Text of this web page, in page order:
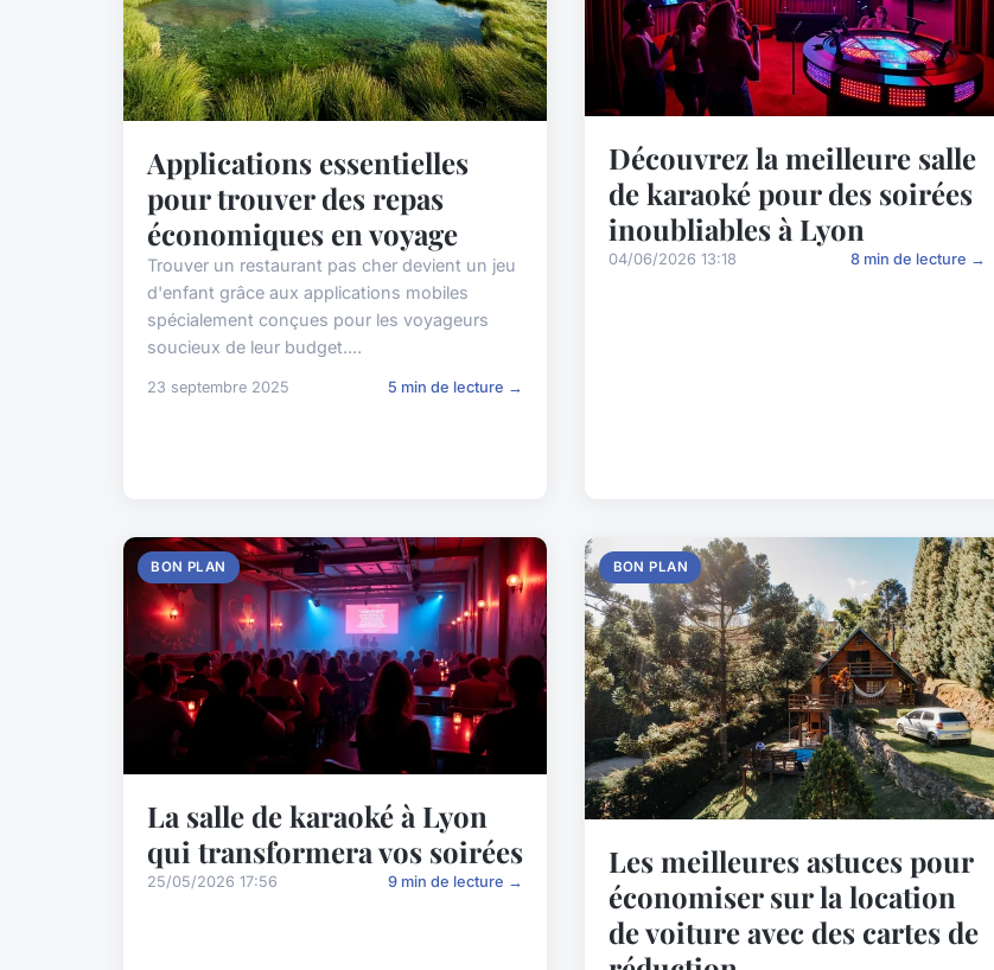
Applications essentielles
pour trouver des repas
économiques en voyage
Trouver un restaurant pas cher devient un jeu
d'enfant grâce aux applications mobiles
spécialement conçues pour les voyageurs
soucieux de leur budget....
23 septembre 2025 5 min de lecture →
Découvrez la meilleure salle
de karaoké pour des soirées
inoubliables à Lyon
04/06/2026 13:18 8 min de lecture →
BON PLAN
La salle de karaoké à Lyon
qui transformera vos soirées
25/05/2026 17:56 9 min de lecture →
BON PLAN
Les meilleures astuces pour
économiser sur la location
de voiture avec des cartes de